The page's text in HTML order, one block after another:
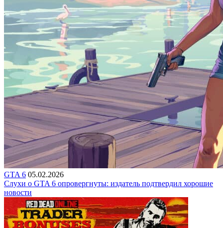
GTA 6 05.02.2026
Слухи о GTA 6 опровергнуты: издатель подтвердил хорошие
новости